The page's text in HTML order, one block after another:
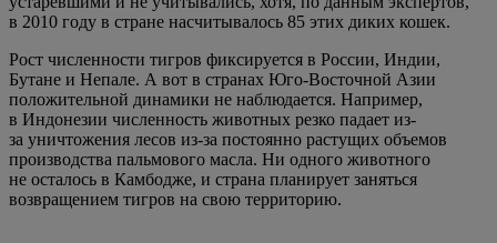
в 2010 году в стране насчитывалось 85 этих диких кошек.
Рост численности тигров фиксируется в России, Индии,
Бутане и Непале. А вот в странах Юго-Восточной Азии
положительной динамики не наблюдается. Например,
в Индонезии численность животных резко падает из-
за уничтожения лесов из-за постоянно растущих объемов
производства пальмового масла. Ни одного животного
не осталось в Камбодже, и страна планирует заняться
возвращением тигров на свою территорию.